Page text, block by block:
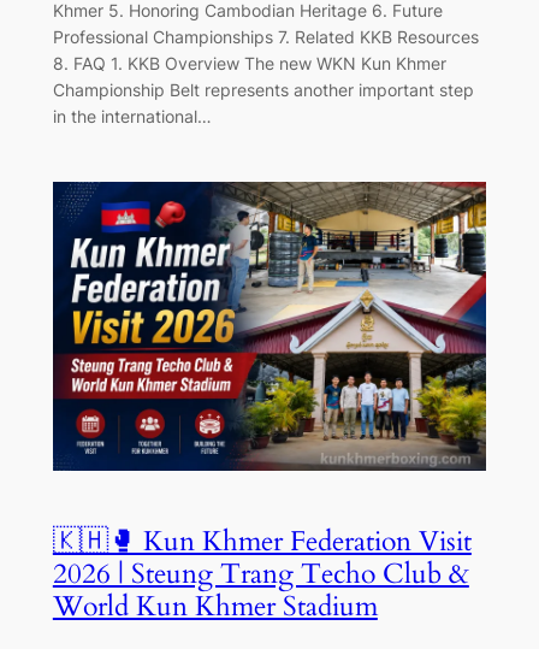
Khmer 5. Honoring Cambodian Heritage 6. Future
Professional Championships 7. Related KKB Resources
8. FAQ 1. KKB Overview The new WKN Kun Khmer
Championship Belt represents another important step
in the international…
🇰🇭🥊 Kun Khmer Federation Visit
2026 | Steung Trang Techo Club &
World Kun Khmer Stadium